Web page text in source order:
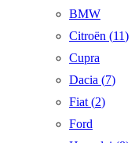
BMW
Citroën (11)
Cupra
Dacia (7)
Fiat (2)
Ford